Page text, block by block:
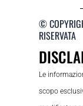
©
RISERVATA
Le
scopo